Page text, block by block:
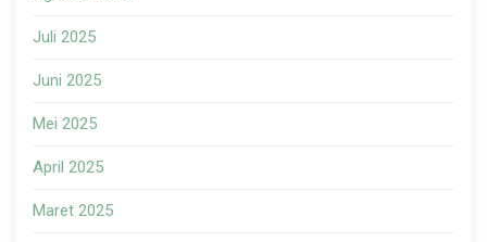
Juli 2025
Juni 2025
Mei 2025
April 2025
Maret 2025